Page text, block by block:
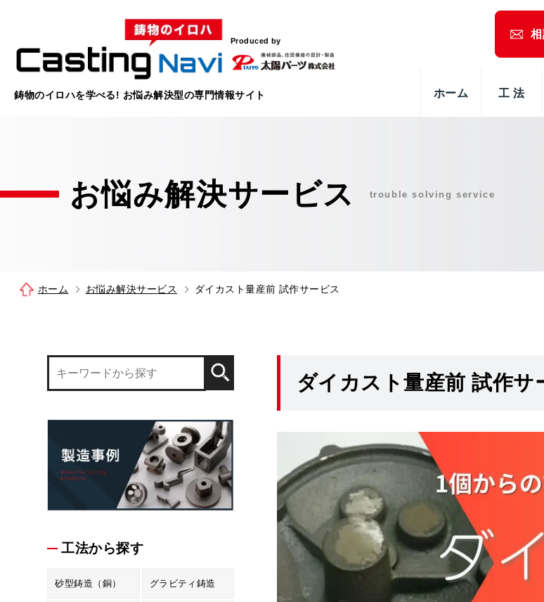
Produced by
鋳物のイロハを学べる! お悩み解決型の専門情報サイト ホーム 工 法
お悩み解決サービス trouble solving service
ホーム お悩み解決サービス ダイカスト量産前 試作サービス
ダイカスト量産前 試作サ
工法から探す
砂型鋳造（銅） グラビティ鋳造